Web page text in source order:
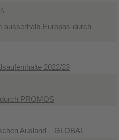
ausserhalb-Europas-durch-
2022/23
PROMOS
Ausland – GLOBAL